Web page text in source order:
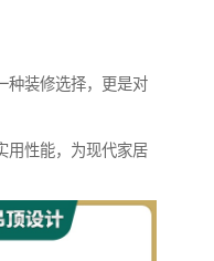
种装修选择，更是对
用性能，为现代家居